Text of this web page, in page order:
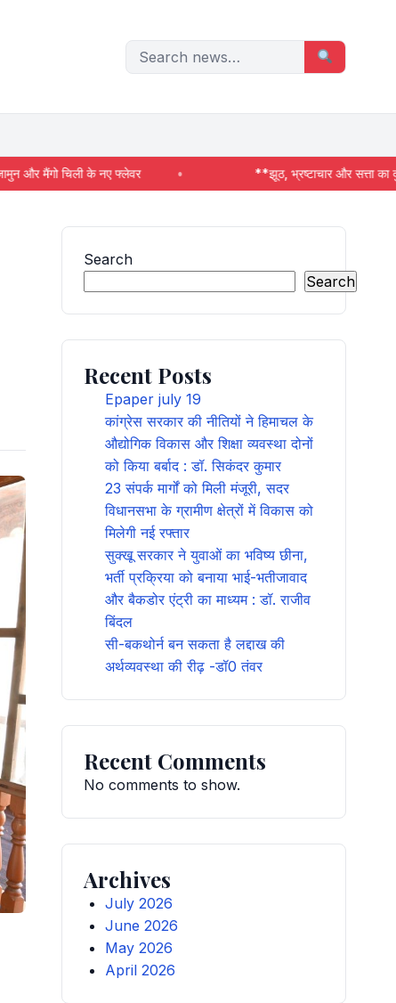
Search
for:
**झूठ, भ्रष्टाचार और सत्ता का दुरुपयोग कांग्रेस सरकार की
Search
Search
Recent Posts
Epaper july 19
कांग्रेस सरकार की नीतियों ने हिमाचल के
औद्योगिक विकास और शिक्षा व्यवस्था दोनों
को किया बर्बाद : डॉ. सिकंदर कुमार
23 संपर्क मार्गों को मिली मंजूरी, सदर
विधानसभा के ग्रामीण क्षेत्रों में विकास को
मिलेगी नई रफ्तार
सुक्खू सरकार ने युवाओं का भविष्य छीना,
भर्ती प्रक्रिया को बनाया भाई-भतीजावाद
और बैकडोर एंट्री का माध्यम : डॉ. राजीव
बिंदल
सी-बकथोर्न बन सकता है लद्दाख की
अर्थव्यवस्था की रीढ़ -डॉ0 तंवर
Recent Comments
No comments to show.
Archives
July 2026
June 2026
May 2026
April 2026